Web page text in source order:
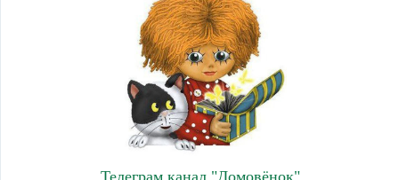
Телеграм канал "Домовёнок"